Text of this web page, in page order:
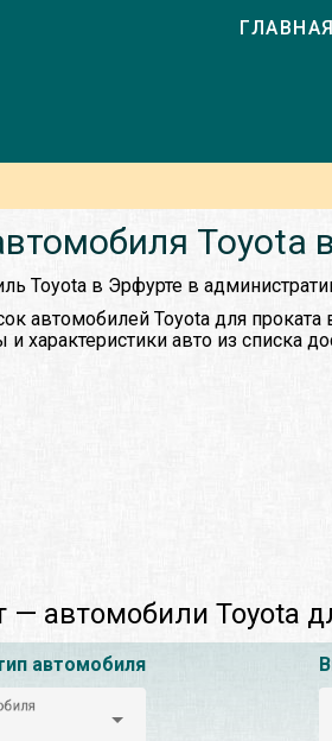
ГЛАВНАЯ
Toyota
Toyota в Эрфурте в
автомобилей Toyota для
и характеристики авто из списка
— автомобили Toyota
автомобиля